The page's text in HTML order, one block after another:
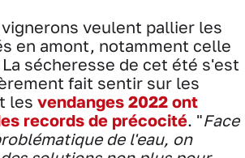
vignerons veulent pallier les
en amont, notamment celle
La sécheresse de cet été s'est
fait sentir sur les
les vendanges 2022 ont
records de précocité. "Face
de l'eau, on